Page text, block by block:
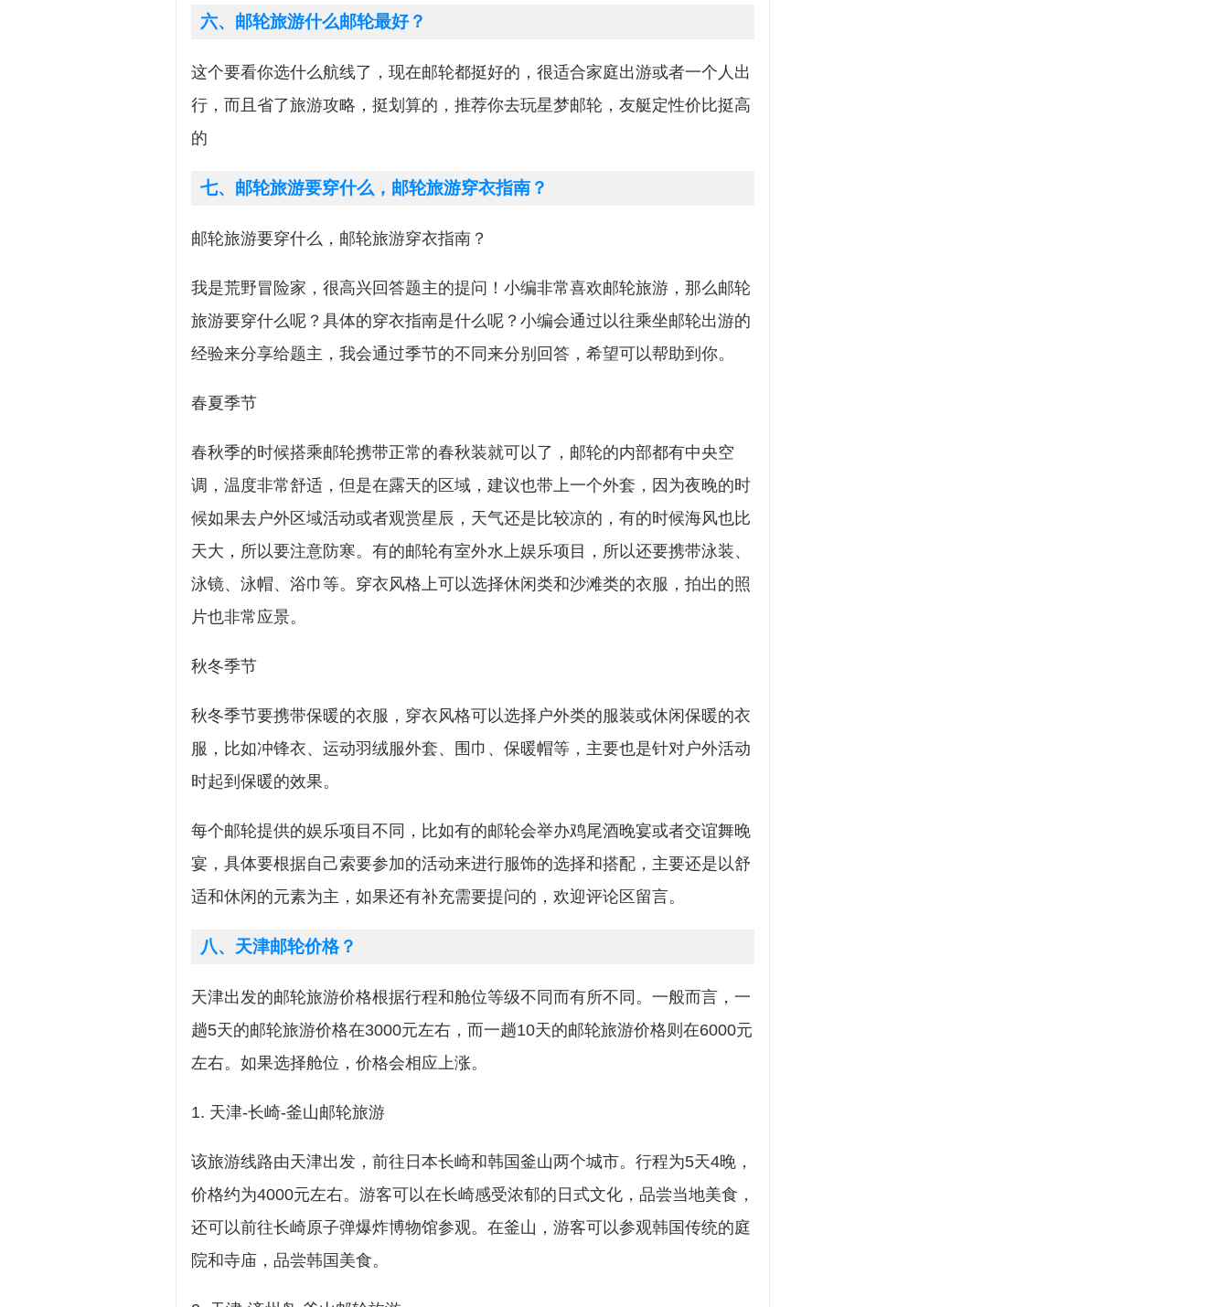
六、邮轮旅游什么邮轮最好？
这个要看你选什么航线了，现在邮轮都挺好的，很适合家庭出游或者一个人出
行，而且省了旅游攻略，挺划算的，推荐你去玩星梦邮轮，友艇定性价比挺高
的
七、邮轮旅游要穿什么，邮轮旅游穿衣指南？
邮轮旅游要穿什么，邮轮旅游穿衣指南？
我是荒野冒险家，很高兴回答题主的提问！小编非常喜欢邮轮旅游，那么邮轮
旅游要穿什么呢？具体的穿衣指南是什么呢？小编会通过以往乘坐邮轮出游的
经验来分享给题主，我会通过季节的不同来分别回答，希望可以帮助到你。
春夏季节
春秋季的时候搭乘邮轮携带正常的春秋装就可以了，邮轮的内部都有中央空
调，温度非常舒适，但是在露天的区域，建议也带上一个外套，因为夜晚的时
候如果去户外区域活动或者观赏星辰，天气还是比较凉的，有的时候海风也比
天大，所以要注意防寒。有的邮轮有室外水上娱乐项目，所以还要携带泳装、
泳镜、泳帽、浴巾等。穿衣风格上可以选择休闲类和沙滩类的衣服，拍出的照
片也非常应景。
秋冬季节
秋冬季节要携带保暖的衣服，穿衣风格可以选择户外类的服装或休闲保暖的衣
服，比如冲锋衣、运动羽绒服外套、围巾、保暖帽等，主要也是针对户外活动
时起到保暖的效果。
每个邮轮提供的娱乐项目不同，比如有的邮轮会举办鸡尾酒晚宴或者交谊舞晚
宴，具体要根据自己索要参加的活动来进行服饰的选择和搭配，主要还是以舒
适和休闲的元素为主，如果还有补充需要提问的，欢迎评论区留言。
八、天津邮轮价格？
天津出发的邮轮旅游价格根据行程和舱位等级不同而有所不同。一般而言，一
趟5天的邮轮旅游价格在3000元左右，而一趟10天的邮轮旅游价格则在6000元
左右。如果选择舱位，价格会相应上涨。
1. 天津-长崎-釜山邮轮旅游
该旅游线路由天津出发，前往日本长崎和韩国釜山两个城市。行程为5天4晚，
价格约为4000元左右。游客可以在长崎感受浓郁的日式文化，品尝当地美食，
还可以前往长崎原子弹爆炸博物馆参观。在釜山，游客可以参观韩国传统的庭
院和寺庙，品尝韩国美食。